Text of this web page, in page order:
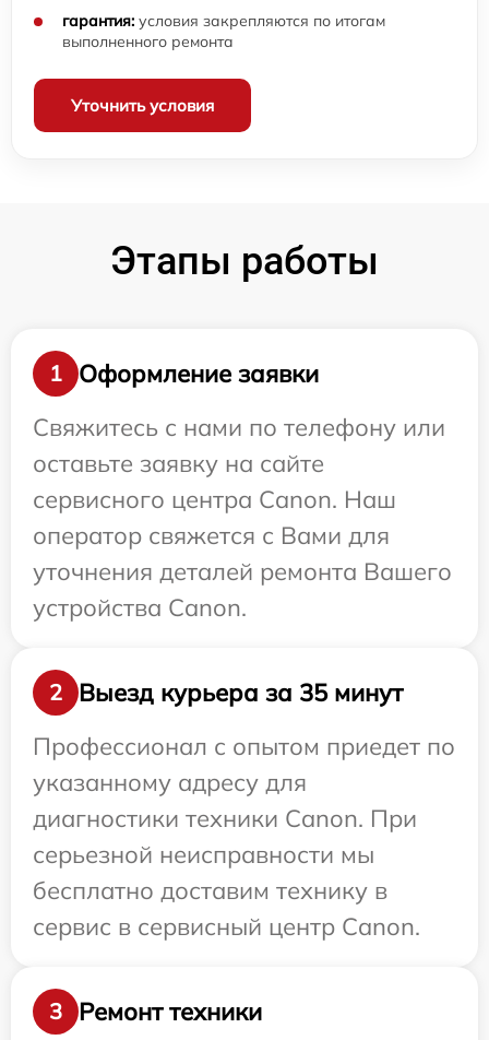
гарантия: условия закрепляются по итогам
выполненного ремонта
Уточнить условия
Этапы работы
1
Оформление заявки
Свяжитесь с нами по телефону или
оставьте заявку на сайте
сервисного центра Canon. Наш
оператор свяжется с Вами для
уточнения деталей ремонта Вашего
устройства Canon.
2
Выезд курьера за 35 минут
Профессионал с опытом приедет по
указанному адресу для
диагностики техники Canon. При
серьезной неисправности мы
бесплатно доставим технику в
сервис в сервисный центр Canon.
3
Ремонт техники